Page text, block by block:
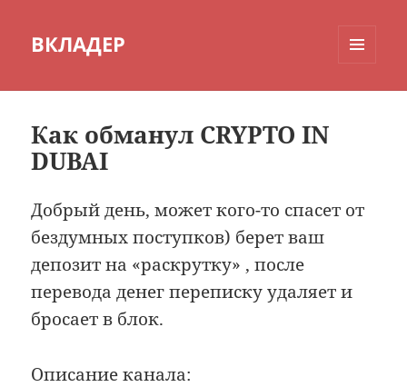
ВКЛАДЕР
Как обманул CRYPTO IN
DUBAI
Добрый день, может кого-то спасет от
бездумных поступков) берет ваш
депозит на «раскрутку» , после
перевода денег переписку удаляет и
бросает в блок.
Описание канала: